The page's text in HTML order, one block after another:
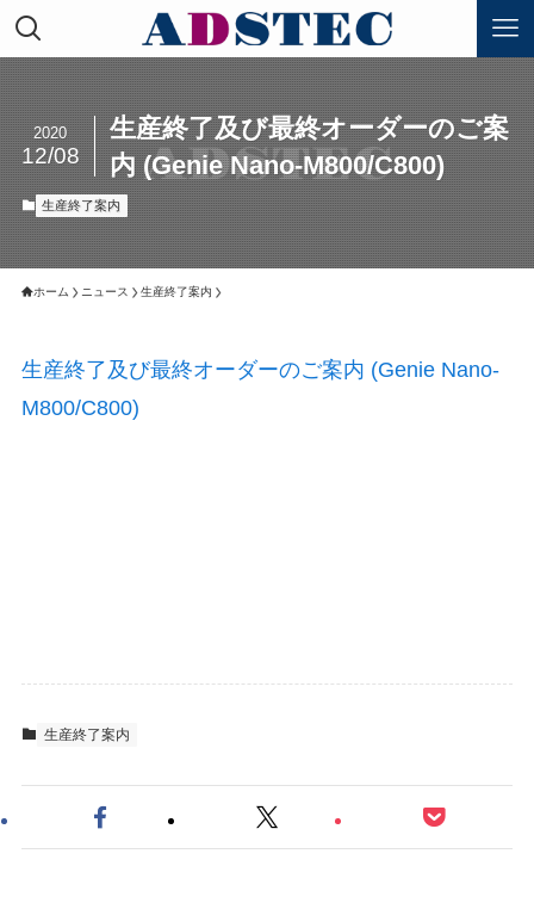
生産終了及び最終オーダーのご案
内 (Genie Nano-M800/C800)
2020
12/08
生産終了案内
ホーム ニュース 生産終了案内
生産終了及び最終オーダーのご案内 (Genie Nano-
M800/C800)
生産終了案内